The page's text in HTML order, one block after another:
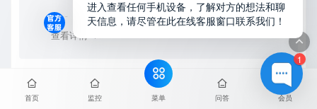
是云端通信，数据全程加密传输，杜绝第三方访问拦截或
篡改的可能。用户对自己的数据拥有完全的控制权。您可
查看详情
需要拿到对方手机安装吗？可以远程安装吗
首页 监控 菜单 问答 会员
1
进入查看任何手机设备，了解对方的想法和聊
天信息，请尽管在此在线客服窗口联系我们！